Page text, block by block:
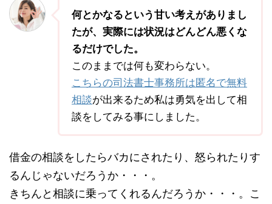
何とかなるという甘い考えがありまし
たが、実際には状況はどんどん悪くな
るだけでした。
このままでは何も変わらない。
こちらの司法書士事務所は匿名で無料
相談が出来るため私は勇気を出して相
談をしてみる事にしました。
借金の相談をしたらバカにされたり、怒られたりす
るんじゃないだろうか・・・。
きちんと相談に乗ってくれるんだろうか・・・。こ